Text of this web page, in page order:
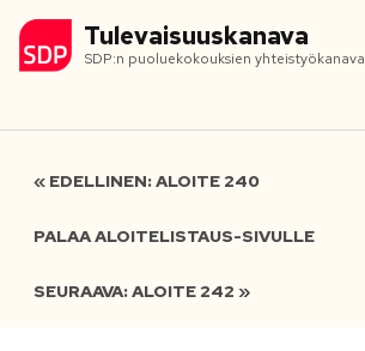
Tulevaisuuskanava
SDP:n puoluekokouksien yhteistyökanava
« EDELLINEN: ALOITE 240
PALAA ALOITELISTAUS-SIVULLE
SEURAAVA: ALOITE 242 »